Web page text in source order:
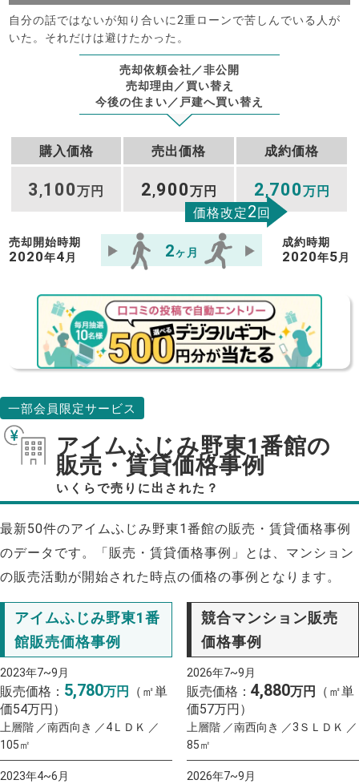
自分の話ではないが知り合いに2重ローンで苦しんでいる人が
いた。それだけは避けたかった。
売却依頼会社／非公開
売却理由／買い替え
今後の住まい／戸建へ買い替え
購入価格 売出価格 成約価格
3 ,100万円 2,900万円 2,700万円
価格改定2回
売却開始時期
2020年4 月 2ヶ月
成約時期
2020年5 月
一部会員限定サービス
アイムふじみ野東1番館の
販売・賃貸価格事例
いくらで売りに出された？
最新50件のアイムふじみ野東1番館の販売・賃貸価格事例
のデータです。「販売・賃貸価格事例」とは、マンション
の販売活動が開始された時点の価格の事例となります。
アイムふじみ野東1番
館販売価格事例
2023年7~9月
販売価格： 5,780万円
（㎡単
価54万円）
上層階 ／南西向き ／4ＬＤＫ ／
105㎡
2023年4~6月
競合マンション販売
価格事例
2026年7~9月
販売価格： 4,880万円
（㎡単
価57万円）
上層階 ／南西向き ／3ＳＬＤＫ ／
85㎡
2026年7~9月